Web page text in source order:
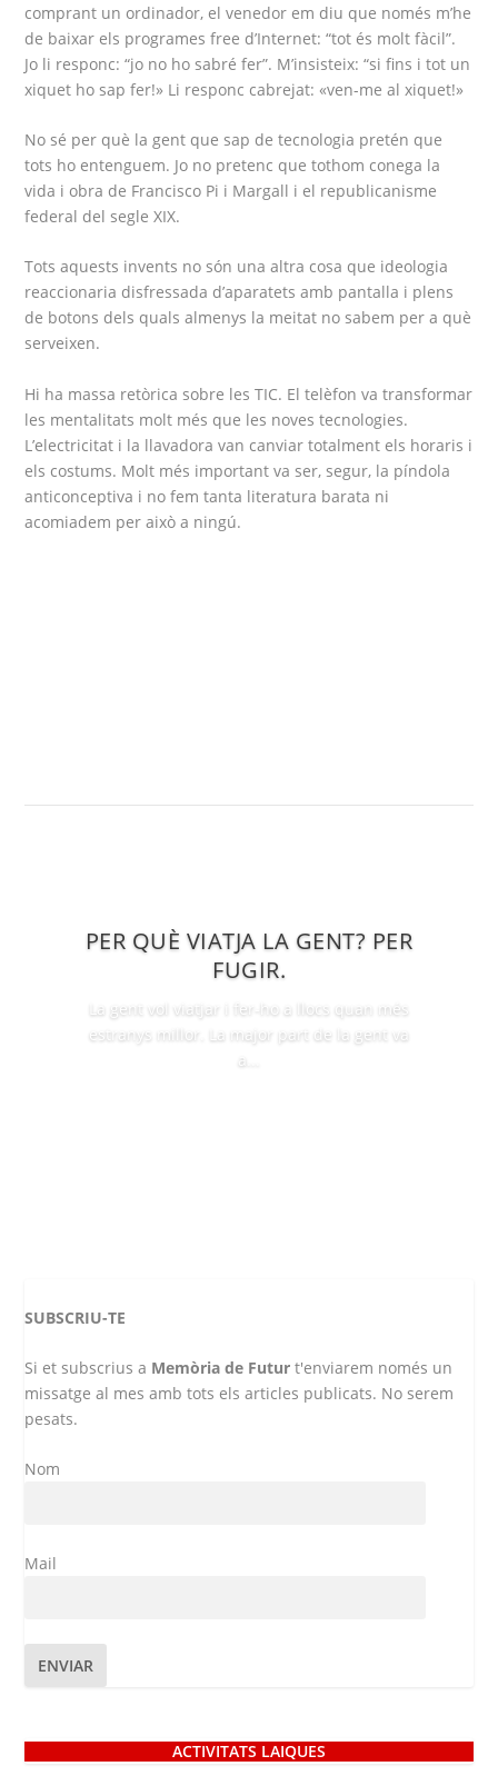
comprant un ordinador, el venedor em diu que només m’he
de baixar els programes free d’Internet: “tot és molt fàcil”.
Jo li responc: “jo no ho sabré fer”. M’insisteix: “si fins i tot un
xiquet ho sap fer!» Li responc cabrejat: «ven-me al xiquet!»
No sé per què la gent que sap de tecnologia pretén que
tots ho entenguem. Jo no pretenc que tothom conega la
vida i obra de Francisco Pi i Margall i el republicanisme
federal del segle XIX.
Tots aquests invents no són una altra cosa que ideologia
reaccionaria disfressada d’aparatets amb pantalla i plens
de botons dels quals almenys la meitat no sabem per a què
serveixen.
Hi ha massa retòrica sobre les TIC. El telèfon va transformar
les mentalitats molt més que les noves tecnologies.
L’electricitat i la llavadora van canviar totalment els horaris i
els costums. Molt més important va ser, segur, la píndola
anticonceptiva i no fem tanta literatura barata ni
acomiadem per això a ningú.
PER QUÈ VIATJA LA GENT? PER
FUGIR.
La gent vol viatjar i fer-ho a llocs quan més
estranys millor. La major part de la gent va
a...
SUBSCRIU-TE
Si et subscrius a Memòria de Futur t'enviarem només un
missatge al mes amb tots els articles publicats. No serem
pesats.
Nom
Mail
ACTIVITATS LAIQUES